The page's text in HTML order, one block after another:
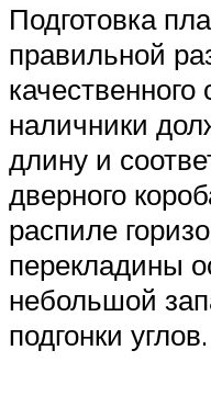
Подготовка
правильной
наличники
длину и
дверного
распиле
перекладины
небольшой
подгонки углов.